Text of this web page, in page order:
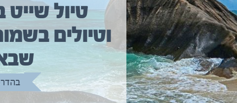
טיול שייט
וטיולים
טיול שייט מקיף איסלנד
בהדרכת גיל יניב